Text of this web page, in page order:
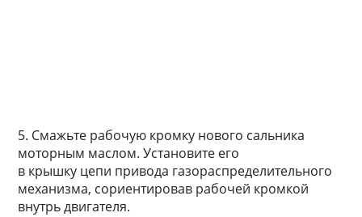
5. Смажьте рабочую кромку нового сальника
моторным маслом. Установите его
в крышку цепи привода газораспределительного
механизма, сориентировав рабочей кромкой
внутрь двигателя.